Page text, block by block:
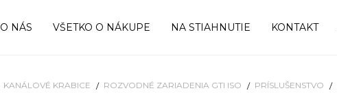
O NÁS VŠETKO O NÁKUPE NA STIAHNUTIE KONTAKT
KANÁLOVÉ KRABICE ROZVODNÉ ZARIADENIA GTI ISO PRÍSLUŠENSTVO